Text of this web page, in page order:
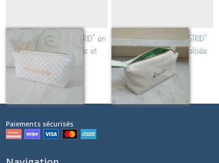
trousse de toilette "ASTRID" en
tissu matelassé (taille et
couleurs au choix)
À partir de 34
Trousse de toilette "ASTRID"
tout velours personnalisée
(couleurs et taille au choix)
À partir de 34€
Paiements sécurisés